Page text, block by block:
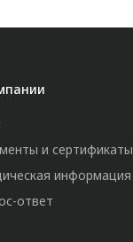
и сертификаты
информация
ответ